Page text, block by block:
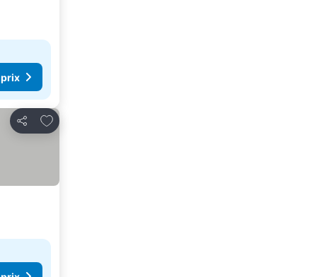
Partager
Ajouter à mes favoris